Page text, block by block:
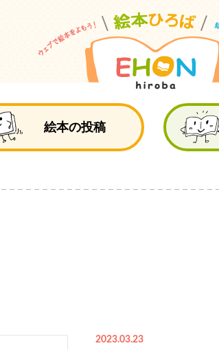
絵本の投稿
2023.03.23